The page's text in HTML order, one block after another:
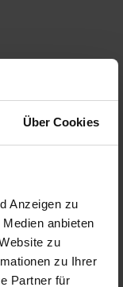
Über Cookies
Anzeigen zu
anbieten
zu
zu Ihrer
Partner für